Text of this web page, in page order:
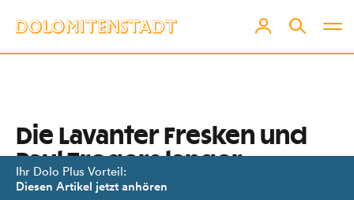
Ihr Dolo Plus Vorteil:
Diesen Artikel jetzt anhören
Die Lavanter Fresken und
Paul Trogers langer
Schatten